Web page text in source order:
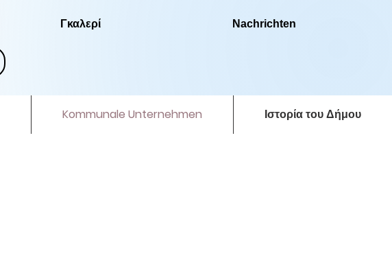
Γκαλερί Nachrichten
Kommunale Unternehmen Ιστορία του Δήμου